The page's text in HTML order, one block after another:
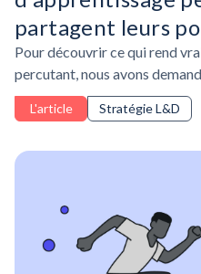
partagent leurs
Pour découvrir ce qui rend
percutant, nous avons
le parcours d'apprentissage le
ont travaillé.
L'article Stratégie L&D